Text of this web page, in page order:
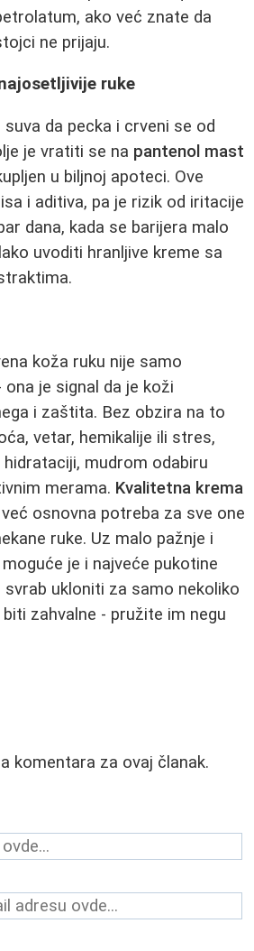
ako već znate da
ne prijaju.
ruke
da pecka i crveni se od
je vratiti se na pantenol mast
u biljnoj apoteci. Ove
i aditiva, pa je rizik od iritacije
dana, kada se barijera malo
uvoditi hranljive kreme sa
koža ruku nije samo
je signal da je koži
i zaštita. Bez obzira na to
vetar, hemikalije ili stres,
mudrom odabiru
merama. Kvalitetna krema
osnovna potreba za sve one
ruke. Uz malo pažnje i
je i najveće pukotine
ukloniti za samo nekoliko
zahvalne - pružite im negu
komentara za ovaj članak.